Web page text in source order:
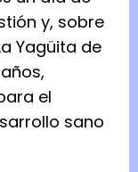
y, sobre
Yagüita de
el
sano